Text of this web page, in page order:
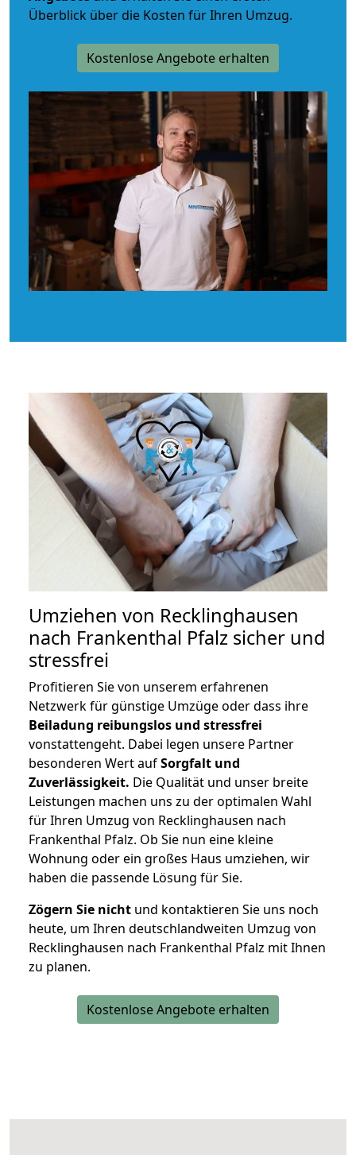
Überblick über die Kosten für Ihren Umzug.
Kostenlose Angebote erhalten
Umziehen von Recklinghausen
nach Frankenthal Pfalz sicher und
stressfrei
Profitieren Sie von unserem erfahrenen
Netzwerk für günstige Umzüge oder dass ihre
Beiladung reibungslos und stressfrei
vonstattengeht. Dabei legen unsere Partner
besonderen Wert aufSorgfalt und
Zuverlässigkeit. Die Qualität und unser breite
Leistungen machen uns zu der optimalen Wahl
für Ihren Umzug von Recklinghausen nach
Frankenthal Pfalz. Ob Sie nun eine kleine
Wohnung oder ein großes Haus umziehen, wir
haben die passende Lösung für Sie.
Zögern Sie nicht und kontaktieren Sie uns noch
heute, um Ihren deutschlandweiten Umzug von
Recklinghausen nach Frankenthal Pfalz mit Ihnen
zu planen.
Kostenlose Angebote erhalten